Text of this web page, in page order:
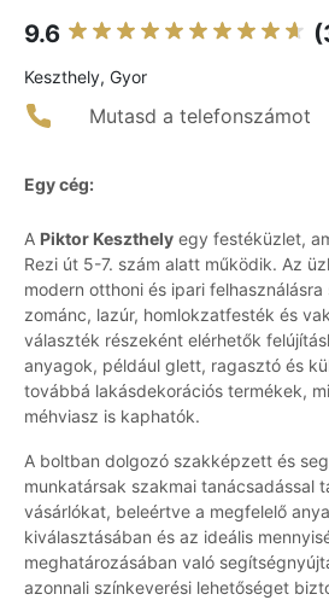
9.6
Keszthely, Gyor
Mutasd a telefonszámot
Egy cég:
A Piktor Keszthely egy festéküzlet,
Rezi út 5-7. szám alatt működik. Az
modern otthoni és ipari
zománc, lazúr, homlokzatfesték és
választék részeként elérhetők
anyagok, például glett, ragasztó és
továbbá lakásdekorációs termékek,
méhviasz is kaphatók.
A boltban dolgozó szakképzett és
munkatársak szakmai tanácsadással
vásárlókat, beleértve a megfelelő
kiválasztásában és az ideális
meghatározásában való
azonnali színkeverési lehetőséget